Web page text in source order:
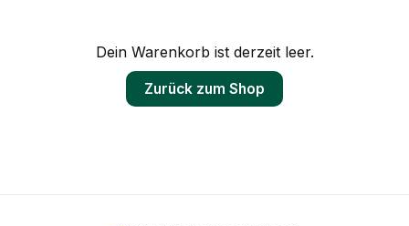
Dein Warenkorb ist derzeit leer.
Zurück zum Shop